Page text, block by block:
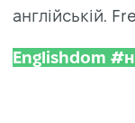
англійській.
Englishdom